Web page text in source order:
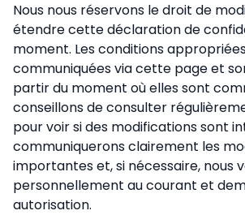
Nous nous réservons le droit de
étendre cette déclaration de
moment. Les conditions
communiquées via cette page et
partir du moment où elles sont
conseillons de consulter
pour voir si des modifications sont
communiquerons clairement les
importantes et, si nécessaire, nous
personnellement au courant et
autorisation.